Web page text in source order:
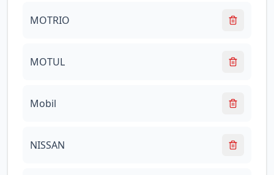
MOTRIO
MOTUL
Mobil
NISSAN